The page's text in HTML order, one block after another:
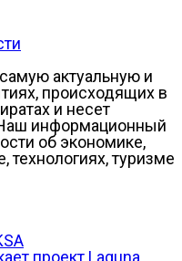
актуальную и
происходящих в
и несет
информационный
об экономике,
технологиях, туризме
проект Laguna